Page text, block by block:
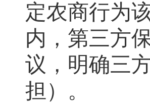
定农商行为
内 ， 第三方
议 ， 明确三
担）。